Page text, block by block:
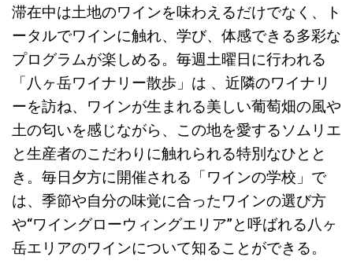
滞在中は土地のワインを味わえるだけでなく、ト
ータルでワインに触れ、学び、体感できる多彩な
プログラムが楽しめる。毎週土曜日に行われる
「八ヶ岳ワイナリー散歩」は 、近隣のワイナリ
ーを訪ね、ワインが生まれる美しい葡萄畑の風や
土の匂いを感じながら、この地を愛するソムリエ
と生産者のこだわりに触れられる特別なひとと
き。毎日夕方に開催される「ワインの学校」で
は、季節や自分の味覚に合ったワインの選び方
や“ワイングローウィングエリア”と呼ばれる八ヶ
岳エリアのワインについて知ることができる。